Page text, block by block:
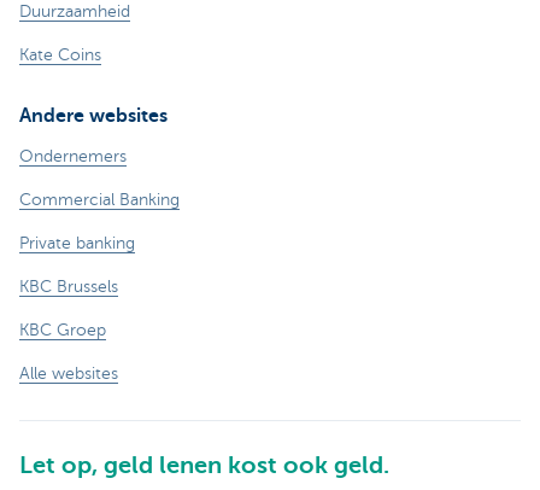
Duurzaamheid
Kate Coins
Andere websites
Ondernemers
Commercial Banking
Private banking
KBC Brussels
KBC Groep
Alle websites
Let op, geld lenen kost ook geld.